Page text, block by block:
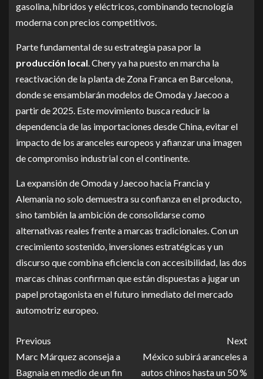
gasolina, híbridos y eléctricos, combinando tecnología
moderna con precios competitivos.
Parte fundamental de su estrategia pasa por la
producción local. Chery ya ha puesto en marcha la
reactivación de la planta de Zona Franca en Barcelona,
donde se ensamblarán modelos de Omoda y Jaecoo a
partir de 2025. Este movimiento busca reducir la
dependencia de las importaciones desde China, evitar el
impacto de los aranceles europeos y afianzar una imagen
de compromiso industrial con el continente.
La expansión de Omoda y Jaecoo hacia Francia y
Alemania no solo demuestra su confianza en el producto,
sino también la ambición de consolidarse como
alternativas reales frente a marcas tradicionales. Con un
crecimiento sostenido, inversiones estratégicas y un
discurso que combina eficiencia con accesibilidad, las dos
marcas chinas confirman que están dispuestas a jugar un
papel protagonista en el futuro inmediato del mercado
automotriz europeo.
Previous
Marc Márquez aconseja a
Bagnaia en medio de un fin
Next
México subirá aranceles a
autos chinos hasta un 50 %